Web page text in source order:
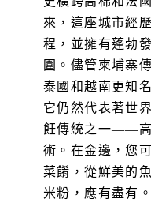
來，這座城市經
程，並擁有蓬勃
圍。儘管柬埔寨
泰國和越南更知
它仍然代表著世
飪傳統之一——
術。在金邊，您
菜餚，從鮮美的
米粉，應有盡有。